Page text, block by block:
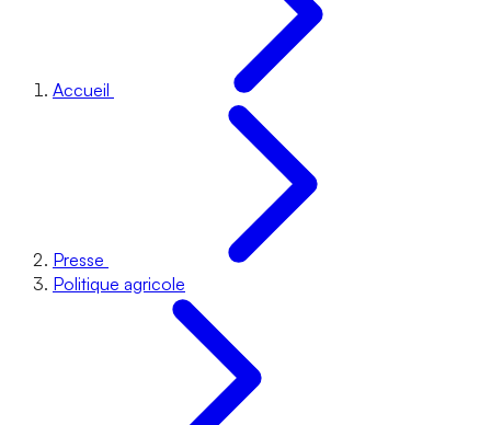
Accueil
Presse
Politique agricole